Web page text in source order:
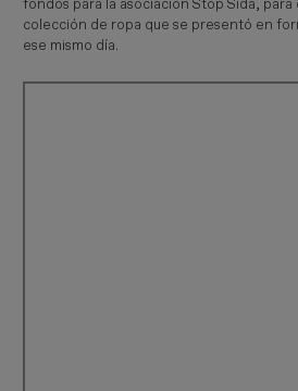
fondos para la asociación Stop Sida, para
colección de ropa que se presentó en
ese mismo día.